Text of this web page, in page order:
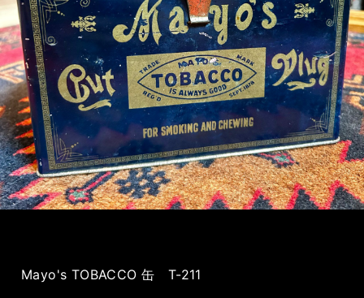
Mayo's TOBACCO 缶 T-211